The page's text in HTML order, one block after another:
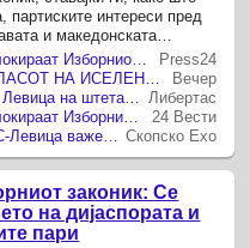
партиските интереси пред
и македонската
ВМРО-ДПМНЕ: СДС и Левица го блокираат Изборниот законик поради страв од гласовите на дијаспората
Press24
СДС И ЛЕВИЦА ВО ПАНИКА ОД ГЛАСОТ НА ИСЕЛЕНИЦИТЕ, велат од ВМРО-ДПМНЕ
Вечер
ВМРО-ДПМНЕ: Коалицијата СДС – Левица на штета на државата и дијаспората го блокира Изборниот закон Либертас
ВМРО ДПМНЕ: СДС и Левица го блокираат Изборниот законик на штета на дијаспората и реформите
24 Вести
ВМРО-ДПМНЕ: За коалицијата СДС-Левица важен е само интересот на Венко Заев и Апасиев Скопско Ехо
законик: Се
на дијаспората и
пари